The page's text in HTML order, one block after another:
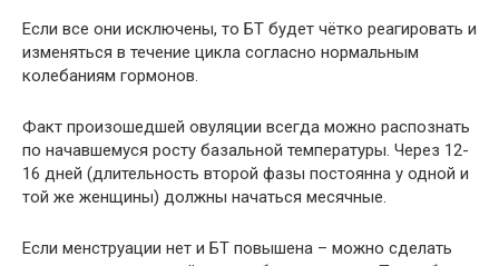
Если все они исключены, то БТ будет чётко реагировать и
изменяться в течение цикла согласно нормальным
колебаниям гормонов.
Факт произошедшей овуляции всегда можно распознать
по начавшемуся росту базальной температуры. Через 12-
16 дней (длительность второй фазы постоянна у одной и
той же женщины) должны начаться месячные.
Если менструации нет и БТ повышена – можно сделать